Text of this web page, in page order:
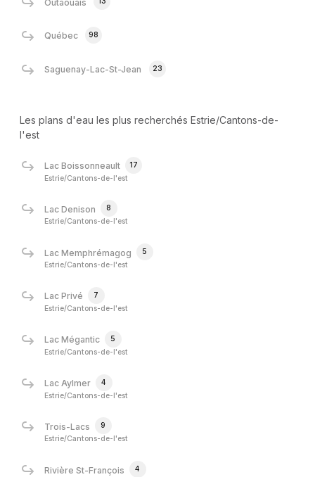
Outaouais
Québec 98
Saguenay-Lac-St-Jean 23
Les plans d'eau les plus recherchés Estrie/Cantons-de-
l'est
Lac Boissonneault
17
Estrie/Cantons-de-l'est
Lac Denison
8
Estrie/Cantons-de-l'est
Lac Memphrémagog
5
Estrie/Cantons-de-l'est
Lac Privé
7
Estrie/Cantons-de-l'est
Lac Mégantic
5
Estrie/Cantons-de-l'est
Lac Aylmer
4
Estrie/Cantons-de-l'est
Trois-Lacs
9
Estrie/Cantons-de-l'est
Rivière St-François
4